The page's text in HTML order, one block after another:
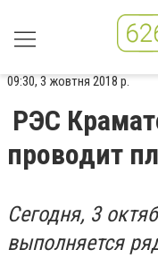
09:30, 3 жовтня 2018 р.
РЭС
проводит
Сегодня, 3
выполняется